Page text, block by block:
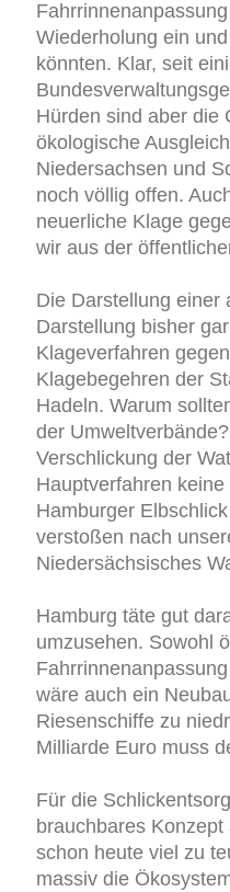
Wiederholung ein
könnten. Klar, seit
Hürden sind aber die
ökologische
Niedersachsen und
noch völlig offen.
neuerliche Klage
wir aus der
Die Darstellung einer
Darstellung bisher
Klageverfahren
Klagebegehren der
Hadeln. Warum
der
Verschlickung der
Hauptverfahren
Hamburger
verstoßen nach
Niedersächsisches
Hamburg täte gut
umzusehen. Sowohl
wäre auch ein
Riesenschiffe zu
Milliarde Euro muss
Für die
brauchbares
schon heute viel zu
massiv die